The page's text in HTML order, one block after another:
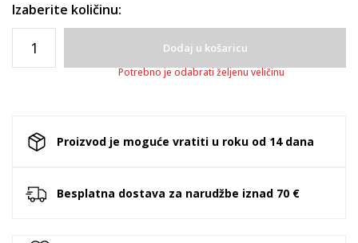
Izaberite količinu:
Dodaj u košaricu
Potrebno je odabrati željenu veličinu
Proizvod je moguće vratiti u roku od 14 dana
Besplatna dostava za narudžbe iznad 70 €